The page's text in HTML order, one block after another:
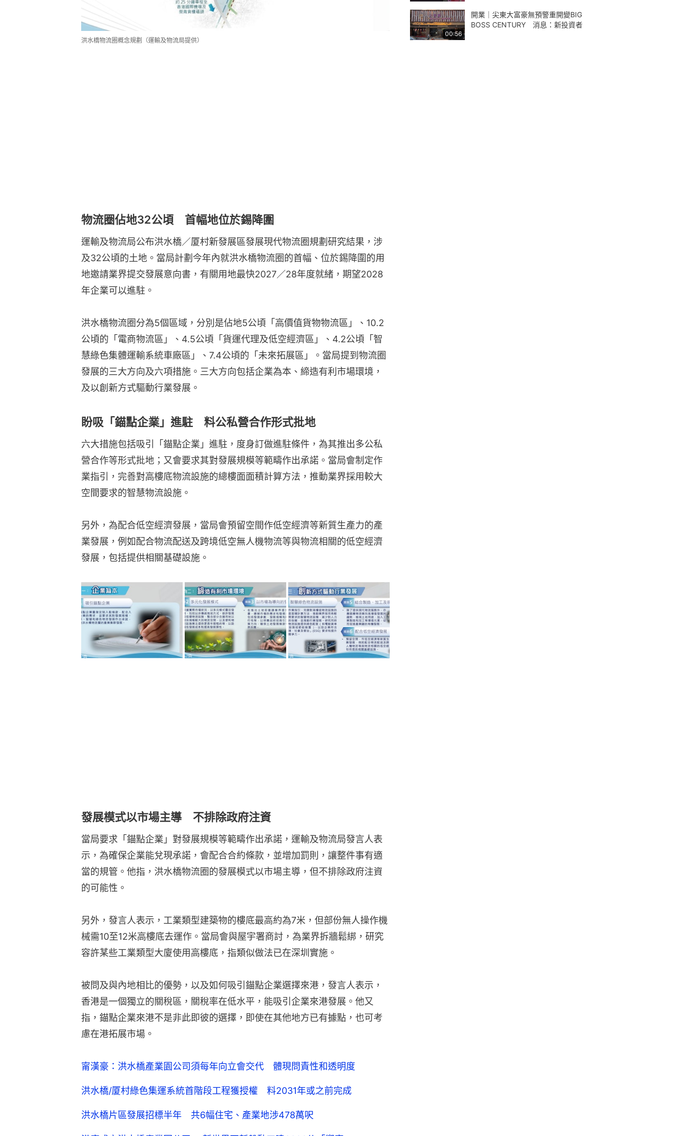
洪水橋物流圈概念規劃（運輸及物流局提供）
物流圈佔地32公頃 首幅地位於錫降圍
運輸及物流局公布洪水橋／厦村新發展區發展現代物流圈規劃研究結果，涉
及32公頃的土地。當局計劃今年內就洪水橋物流圈的首幅、位於錫降圍的用
地邀請業界提交發展意向書，有關用地最快2027／28年度就緒，期望2028
年企業可以進駐。
洪水橋物流圈分為5個區域，分別是佔地5公頃「高價值貨物物流區」、10.2
公頃的「電商物流區」、4.5公頃「貨運代理及低空經濟區」、4.2公頃「智
慧綠色集體運輸系統車廠區」、7.4公頃的「未來拓展區」。當局提到物流圈
發展的三大方向及六項措施。三大方向包括企業為本、締造有利市場環境，
及以創新方式驅動行業發展。
盼吸「錨點企業」進駐 料公私營合作形式批地
六大措施包括吸引「錨點企業」進駐，度身訂做進駐條件，為其推出多公私
營合作等形式批地；又會要求其對發展規模等範疇作出承諾。當局會制定作
業指引，完善對高樓底物流設施的總樓面面積計算方法，推動業界採用較大
空間要求的智慧物流設施。
另外，為配合低空經濟發展，當局會預留空間作低空經濟等新質生產力的產
業發展，例如配合物流配送及跨境低空無人機物流等與物流相關的低空經濟
發展，包括提供相關基礎設施。
發展模式以市場主導 不排除政府注資
當局要求「錨點企業」對發展規模等範疇作出承諾，運輸及物流局發言人表
示，為確保企業能兌現承諾，會配合合約條款，並增加罰則，讓整件事有適
當的規管。他指，洪水橋物流圈的發展模式以市場主導，但不排除政府注資
的可能性。
另外，發言人表示，工業類型建築物的樓底最高約為7米，但部份無人操作機
械需10至12米高樓底去運作。當局會與屋宇署商討，為業界拆牆鬆綁，研究
容許某些工業類型大廈使用高樓底，指類似做法已在深圳實施。
被問及與內地相比的優勢，以及如何吸引錨點企業選擇來港，發言人表示，
香港是一個獨立的關稅區，關稅率在低水平，能吸引企業來港發展。他又
指，錨點企業來港不是非此即彼的選擇，即使在其他地方已有據點，也可考
慮在港拓展市場。
甯漢豪：洪水橋產業園公司須每年向立會交代 體現問責性和透明度
洪水橋/厦村綠色集運系統首階段工程獲授權 料2031年或之前完成
洪水橋片區發展招標半年 共6幅住宅、產業地涉478萬呎
00:56
開業｜尖東大富豪無預警重開變BIG
BOSS CENTURY 消息：新投資者